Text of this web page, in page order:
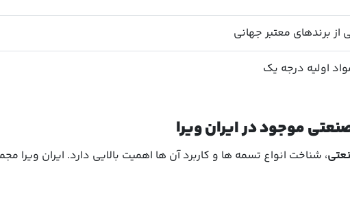
از برندهای معتبر جهانی
اولیه درجه یک
موجود در ایران ویرا
، شناخت انواع تسمه ها و کاربرد آن ها اهمیت بالایی دارد. ایران